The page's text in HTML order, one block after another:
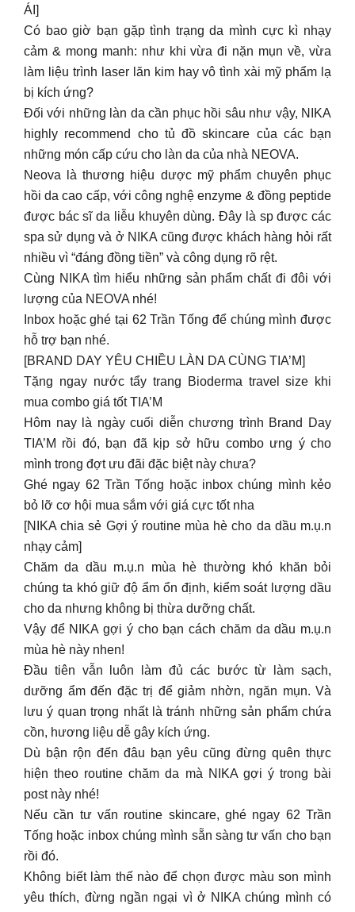
Đối với những làn da cần phục hồi sâu như vậy, NIKA
highly recommend cho tủ đồ skincare của các bạn
những món cấp cứu cho làn da của nhà NEOVA.
Neova là thương hiệu dược mỹ phẩm chuyên phục
hồi da cao cấp, với công nghệ enzyme & đồng peptide
được bác sĩ da liễu khuyên dùng. Đây là sp được các
spa sử dụng và ở NIKA cũng được khách hàng hỏi rất
nhiều vì “đáng đồng tiền” và công dụng rõ rệt.
Cùng NIKA tìm hiểu những sản phẩm chất đi đôi với
lượng của NEOVA nhé!
Inbox hoặc ghé tại 62 Trần Tống để chúng mình được
hỗ trợ bạn nhé.
[BRAND DAY YÊU CHIỀU LÀN DA CÙNG TIA’M]
Tặng ngay nước tẩy trang Bioderma travel size khi
mua combo giá tốt TIA’M
Hôm nay là ngày cuối diễn chương trình Brand Day
TIA’M rồi đó, bạn đã kịp sở hữu combo ưng ý cho
mình trong đợt ưu đãi đặc biệt này chưa?
Ghé ngay 62 Trần Tống hoặc inbox chúng mình kẻo
bỏ lỡ cơ hội mua sắm với giá cực tốt nha
[NIKA chia sẻ Gợi ý routine mùa hè cho da dầu m.ụ.n
nhạy cảm]
Chăm da dầu m.ụ.n mùa hè thường khó khăn bỏi
chúng ta khó giữ độ ẩm ổn định, kiểm soát lượng dầu
cho da nhưng không bị thừa dưỡng chất.
Vậy để NIKA gợi ý cho bạn cách chăm da dầu m.ụ.n
mùa hè này nhen!
Đầu tiên vẫn luôn làm đủ các bước từ làm sạch,
dưỡng ẩm đến đặc trị để giảm nhờn, ngăn mụn. Và
lưu ý quan trọng nhất là tránh những sản phẩm chứa
cồn, hương liệu dễ gây kích ứng.
Dù bận rộn đến đâu bạn yêu cũng đừng quên thực
hiện theo routine chăm da mà NIKA gợi ý trong bài
post này nhé!
Nếu cần tư vấn routine skincare, ghé ngay 62 Trần
Tống hoặc inbox chúng mình sẵn sàng tư vấn cho bạn
rồi đó.
Không biết làm thế nào để chọn được màu son mình
yêu thích, đừng ngần ngại vì ở NIKA chúng mình có
khu vực test son dành cho bạn đó.
Bạn có thể thoải mái test màu son với những dòng son
hot trend/được các MUA chọn lựa như into you,
romand, BBIA, 3CE…
Bên cạnh đó những dòng son High end cũng có trưng